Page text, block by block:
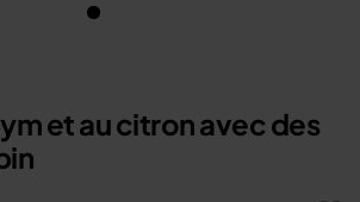
et au citron avec des